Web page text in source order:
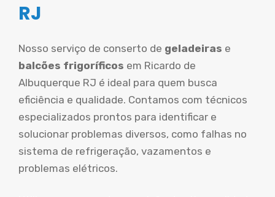
RJ
Nosso serviço de conserto de geladeiras e
balcões frigoríficos em Ricardo de
Albuquerque RJ é ideal para quem busca
eficiência e qualidade. Contamos com técnicos
especializados prontos para identificar e
solucionar problemas diversos, como falhas no
sistema de refrigeração, vazamentos e
problemas elétricos.